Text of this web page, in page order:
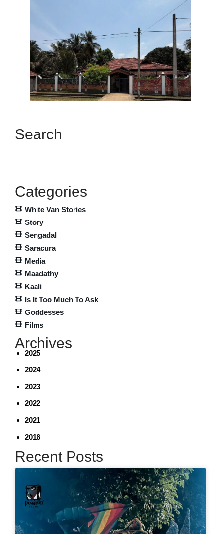
Search
Categories
White Van Stories
Story
Sengadal
Saracura
Media
Maadathy
Kaali
Is It Too Much To Ask
Goddesses
Films
Archives
2025
2024
2023
2022
2021
2016
Recent Posts